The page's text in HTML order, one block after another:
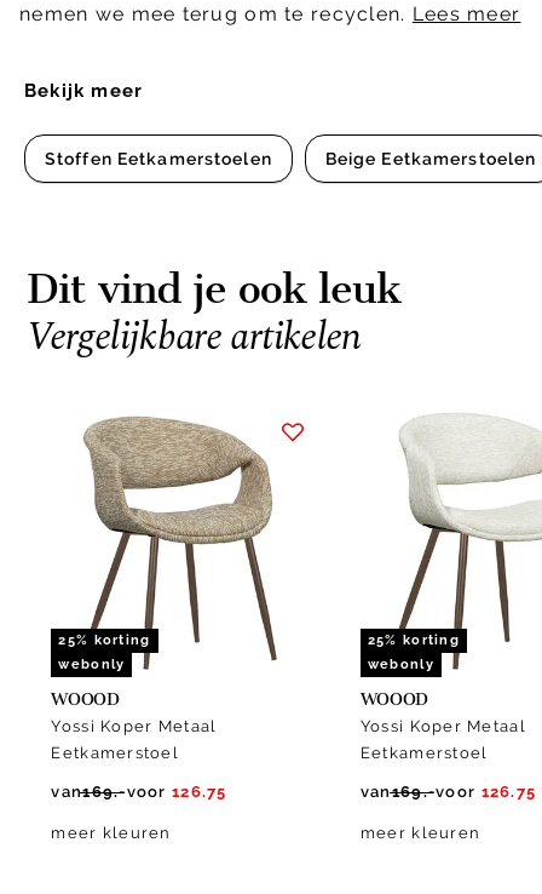
Bekijk meer
Stoffen Eetkamerstoelen Beige Eetkamerstoelen
nemen we mee terug om te recyclen. Lees meer
Dit vind je ook leuk
Vergelijkbare artikelen
25% korting
webonly
WOOOD
Yossi Koper Metaal
Eetkamerstoel
van169.-voor 126.75
meer kleuren
25% korting
webonly
WOOOD
Yossi Koper Metaal
Eetkamerstoel
van169.-voor 126.75
meer kleuren